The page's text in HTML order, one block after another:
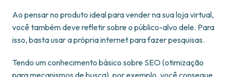
Ao pensar no produto ideal para vender na sua loja virtual,
você também deve refletir sobre o público-alvo dele. Para
isso, basta usar a própria internet para fazer pesquisas.
Tendo um conhecimento básico sobre SEO (otimização